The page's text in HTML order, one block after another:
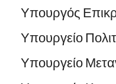
Υπουργός
Υπουργείο
Υπουργείο